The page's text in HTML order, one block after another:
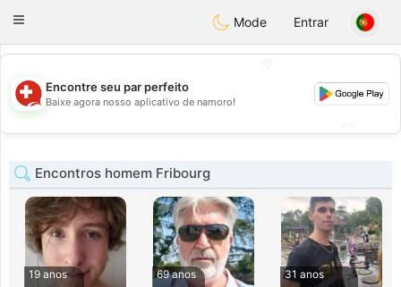
Suissi
Toggle
Mode Entrar
💖
💕
Encontre seu par perfeito
Baixe agora nosso aplicativo de namoro!
Encontros homem Fribourg
19 anos
69 anos
31 anos